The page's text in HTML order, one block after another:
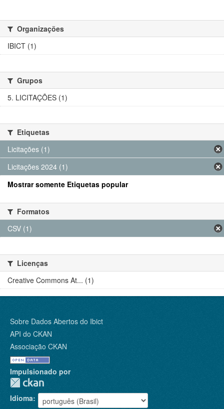
Organizações
IBICT (1)
Grupos
5. LICITAÇÕES (1)
Etiquetas
Licitações (1)
Licitações 2024 (1)
Mostrar somente Etiquetas popular
Formatos
CSV (1)
Licenças
Creative Commons At... (1)
Sobre Dados Abertos do Ibict
API do CKAN
Associação CKAN
Impulsionado por
Idioma